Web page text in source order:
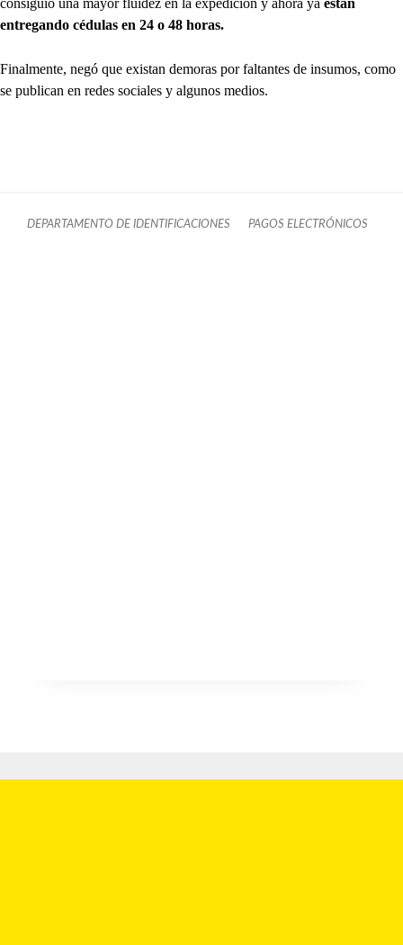
consiguió una mayor fluidez en la expedición y ahora ya están
entregando cédulas en 24 o 48 horas.
Finalmente, negó que existan demoras por faltantes de insumos, como
se publican en redes sociales y algunos medios.
DEPARTAMENTO DE IDENTIFICACIONES PAGOS ELECTRÓNICOS